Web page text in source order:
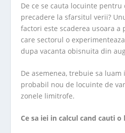
De ce se cauta locuinte pentru
precadere la sfarsitul verii?
factori este scaderea usoara
care sectorul o
dupa vacanta obisnuita din
De asemenea, trebuie sa
probabil nou de locuinte de
zonele limitrofe.
Ce sa iei in calcul cand cauti o